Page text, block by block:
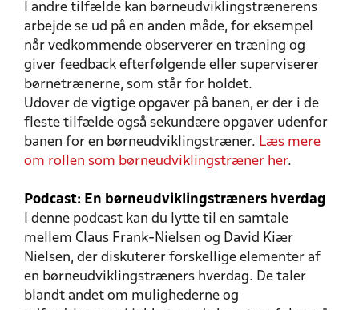
I andre tilfælde kan børneudviklingstrænerens
arbejde se ud på en anden måde, for eksempel
når vedkommende observerer en træning og
giver feedback efterfølgende eller superviserer
børnetrænerne, som står for holdet.
Udover de vigtige opgaver på banen, er der i de
fleste tilfælde også sekundære opgaver udenfor
banen for en børneudviklingstræner. Læs mere
om rollen som børneudviklingstræner her.
Podcast: En børneudviklingstræners hverdag
I denne podcast kan du lytte til en samtale
mellem Claus Frank-Nielsen og David Kiær
Nielsen, der diskuterer forskellige elementer af
en børneudviklingstræners hverdag. De taler
blandt andet om mulighederne og